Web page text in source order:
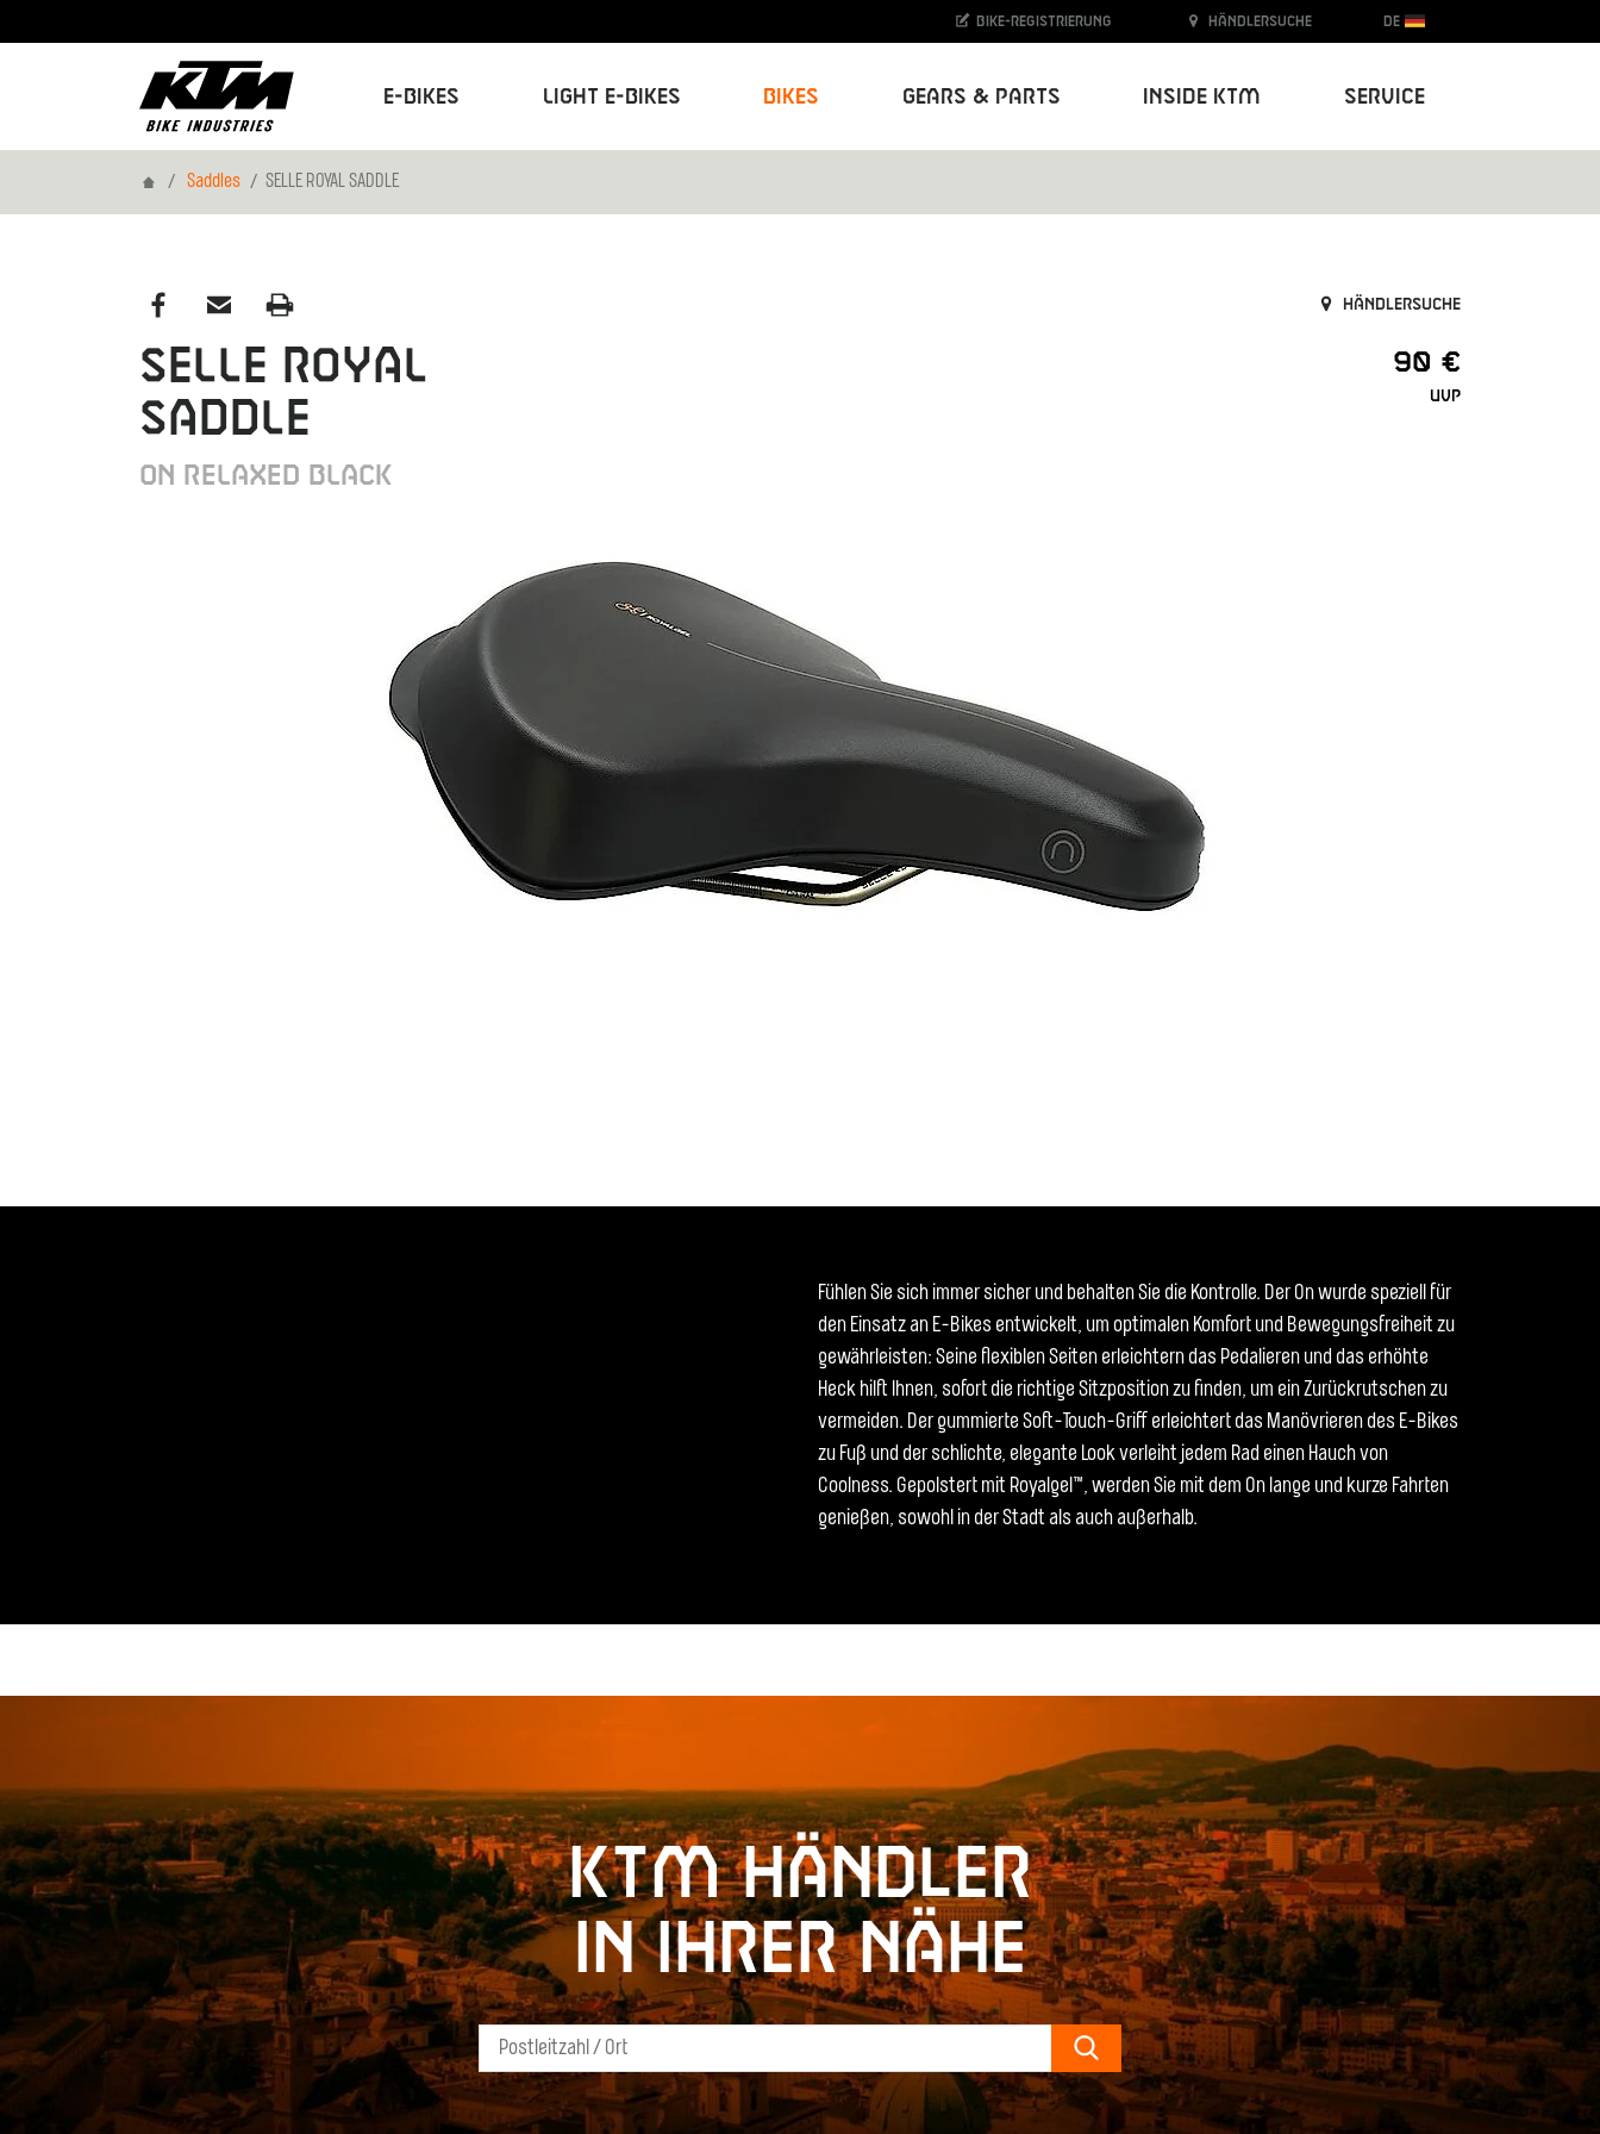
E-Bikes Light E-Bikes Bikes Gears & Parts Inside KTM Service
Bike-Registrierung Händlersuche DE
HomeSaddles SELLE ROYAL SADDLE
Händlersuche
SELLE ROYAL
SADDLE
ON RELAXED BLACK
90 €
UVP
Fühlen Sie sich immer sicher und behalten Sie die Kontrolle. Der On wurde speziell für
den Einsatz an E-Bikes entwickelt, um optimalen Komfort und Bewegungsfreiheit zu
gewährleisten: Seine flexiblen Seiten erleichtern das Pedalieren und das erhöhte
Heck hilft Ihnen, sofort die richtige Sitzposition zu finden, um ein Zurückrutschen zu
vermeiden. Der gummierte Soft-Touch-Griff erleichtert das Manövrieren des E-Bikes
zu Fuß und der schlichte, elegante Look verleiht jedem Rad einen Hauch von
Coolness. Gepolstert mit Royalgel™, werden Sie mit dem On lange und kurze Fahrten
genießen, sowohl in der Stadt als auch außerhalb.
KTM Händler
in Ihrer Nähe
Search